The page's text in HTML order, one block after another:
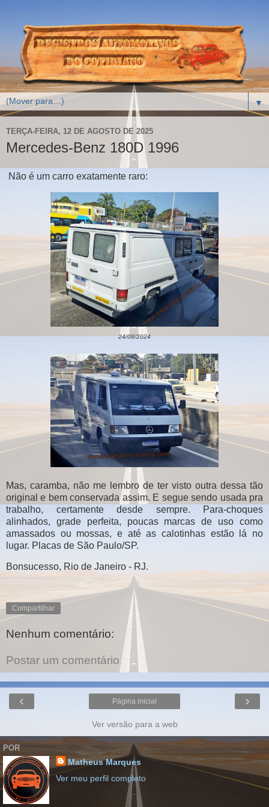
▼
TERÇA-FEIRA, 12 DE AGOSTO DE 2025
Mercedes-Benz 180D 1996
Não é um carro exatamente raro:
24/08/2024
Mas, caramba, não me lembro de ter visto outra dessa tão
original e bem conservada assim. E segue sendo usada pra
trabalho, certamente desde sempre. Para-choques
alinhados, grade perfeita, poucas marcas de uso como
amassados ou mossas, e até as calotinhas estão lá no
lugar. Placas de São Paulo/SP.
Bonsucesso, Rio de Janeiro - RJ.
Compartilhar
Nenhum comentário:
Postar um comentário
‹ ›
Página inicial
Ver versão para a web
POR
Matheus Marques
Ver meu perfil completo